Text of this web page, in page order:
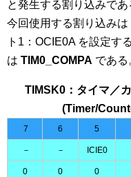
と発生する割り込みであ
今回使用する割り込み
ト1：OCIE0A を設定す
は TIM0_COMPA である
TIMSK0：タイマ／
(Timer/
7 6 5
－ － ICIE0
0 0 0